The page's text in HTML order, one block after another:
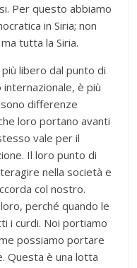
Per questo abbiamo
in Siria; non
tutta la Siria.
più libero dal punto di
è più
differenze
loro portano avanti
vale per il
Il loro punto di
nella società e
col nostro.
perché quando le
i curdi. Noi portiamo
possiamo portare
Questa è una lotta